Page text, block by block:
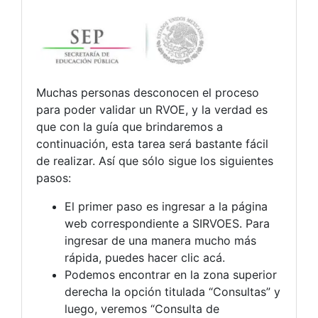
Muchas personas desconocen el proceso
para poder validar un RVOE, y la verdad es
que con la guía que brindaremos a
continuación, esta tarea será bastante fácil
de realizar. Así que sólo sigue los siguientes
pasos:
El primer paso es ingresar a la página
web correspondiente a SIRVOES. Para
ingresar de una manera mucho más
rápida, puedes hacer clic acá.
Podemos encontrar en la zona superior
derecha la opción titulada “Consultas” y
luego, veremos “Consulta de